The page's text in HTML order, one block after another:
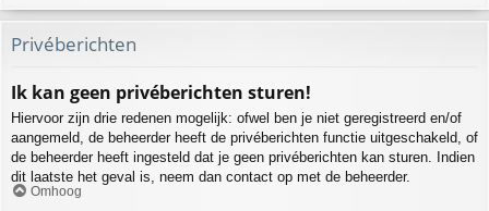
Privéberichten
Ik kan geen privéberichten sturen!
Hiervoor zijn drie redenen mogelijk: ofwel ben je niet geregistreerd en/of
aangemeld, de beheerder heeft de privéberichten functie uitgeschakeld, of
de beheerder heeft ingesteld dat je geen privéberichten kan sturen. Indien
dit laatste het geval is, neem dan contact op met de beheerder.
Omhoog